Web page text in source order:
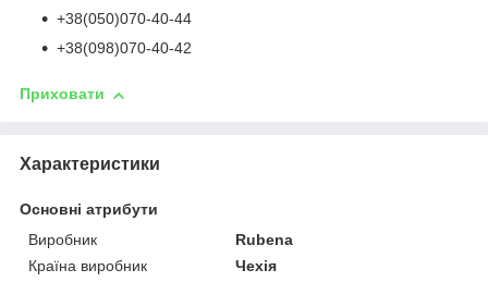
+38(050)070-40-44
+38(098)070-40-42
Приховати
Характеристики
Основні атрибути
Виробник
Rubena
Країна виробник
Чехія